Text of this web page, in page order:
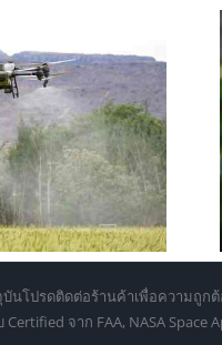
ภาพ รุ่นไหนดี 2026?
เทียบสเปกและราคา
มือใหม่ถึงมืออาชีพ
นโปรดติดต่อร้านค้าเพื่อความถูกต้
จาก FAA, NASA Space